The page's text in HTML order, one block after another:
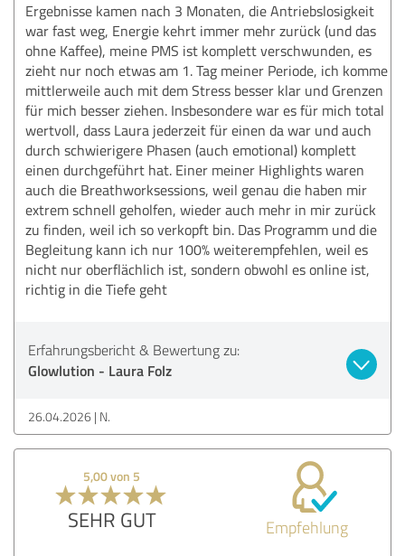
Ergebnisse kamen nach 3 Monaten, die Antriebslosigkeit
war fast weg, Energie kehrt immer mehr zurück (und das
ohne Kaffee), meine PMS ist komplett verschwunden, es
zieht nur noch etwas am 1. Tag meiner Periode, ich komme
mittlerweile auch mit dem Stress besser klar und Grenzen
für mich besser ziehen. Insbesondere war es für mich total
wertvoll, dass Laura jederzeit für einen da war und auch
durch schwierigere Phasen (auch emotional) komplett
einen durchgeführt hat. Einer meiner Highlights waren
auch die Breathworksessions, weil genau die haben mir
extrem schnell geholfen, wieder auch mehr in mir zurück
zu finden, weil ich so verkopft bin. Das Programm und die
Begleitung kann ich nur 100% weiterempfehlen, weil es
nicht nur oberflächlich ist, sondern obwohl es online ist,
richtig in die Tiefe geht
Erfahrungsbericht & Bewertung zu:
Glowlution - Laura Folz
26.04.2026 N.
5,00 von 5
SEHR GUT Empfehlung